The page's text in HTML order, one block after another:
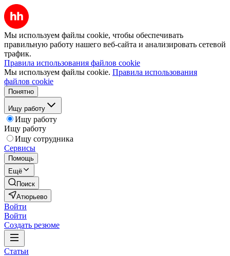
Мы используем файлы cookie, чтобы обеспечивать
правильную работу нашего веб-сайта и анализировать сетевой
трафик.
Правила использования файлов cookie
Мы используем файлы cookie. Правила использования
файлов cookie
Понятно
Ищу работу
Ищу работу
Ищу работу
Ищу сотрудника
Сервисы
Помощь
Ещё
Поиск
Атюрьево
Войти
Войти
Создать резюме
Статьи